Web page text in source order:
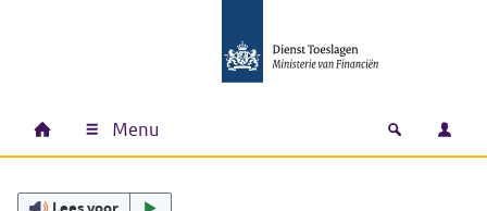
Hoofdnavigatie
Home Menu Open